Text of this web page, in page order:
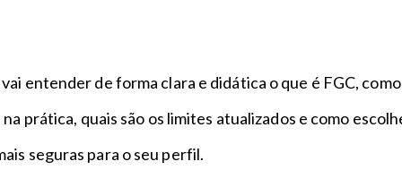
entender de forma clara e didática o que é FGC, como
prática, quais são os limites atualizados e como
seguras para o seu perfil.